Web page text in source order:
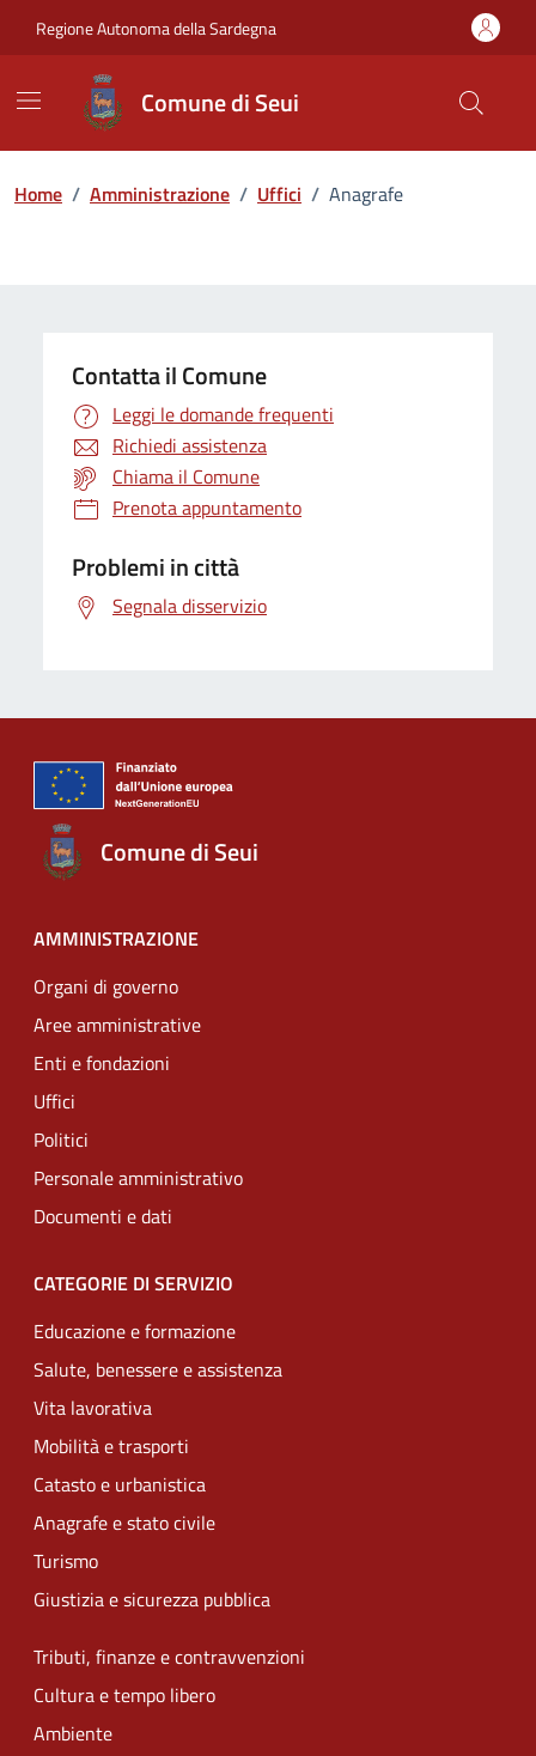
Regione Autonoma della Sardegna
Comune di Seui
Home / Amministrazione / Uffici / Anagrafe
Contatta il Comune
Leggi le domande frequenti
Richiedi assistenza
Chiama il Comune
Prenota appuntamento
Problemi in città
Segnala disservizio
Comune di Seui
AMMINISTRAZIONE
Organi di governo
Aree amministrative
Enti e fondazioni
Uffici
Politici
Personale amministrativo
Documenti e dati
CATEGORIE DI SERVIZIO
Educazione e formazione
Salute, benessere e assistenza
Vita lavorativa
Mobilità e trasporti
Catasto e urbanistica
Anagrafe e stato civile
Turismo
Giustizia e sicurezza pubblica
Tributi, finanze e contravvenzioni
Cultura e tempo libero
Ambiente